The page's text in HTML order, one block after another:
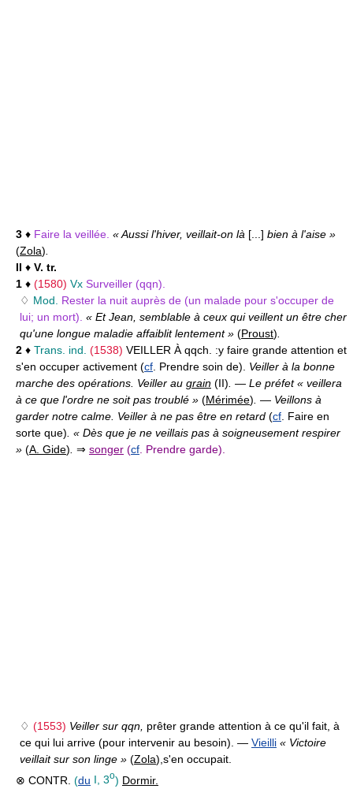
3 ♦ Faire la veillée. « Aussi l'hiver, veillait-on là [...] bien à l'aise »
(Zola)
II ♦ V. tr.
1 ♦ (1580) Vx Surveiller (qqn).
♢ Mod.
Rester la nuit auprès de (un malade pour s'occuper de
lui; un mort). « Et Jean, semblable à ceux qui veillent un être cher
qu'une longue maladie affaiblit lentement » (Proust)
2 ♦ Trans. ind. (1538) VEILLER À qqch. :y faire grande attention et
s'en occuper activement (cf . Prendre soin de). Veiller à la bonne
marche des opérations. Veiller au grain (II) — Le préfet « veillera
à ce que l'ordre ne soit pas troublé » (Mérimée) — Veillons à
garder notre calme. Veiller à ne pas être en retard (cf . Faire en
sorte que) . « Dès que je ne veillais pas à soigneusement respirer
» (A. Gide) ⇒ songer (cf . Prendre garde).
♢ (1553) Veiller sur qqn, prêter grande attention à ce qu'il fait, à
ce qui lui arrive (pour intervenir au besoin). — Vieilli « Victoire
veillait sur son linge » (Zola), s'en occupait.
⊗ CONTR. (du I, 3o) Dormir.